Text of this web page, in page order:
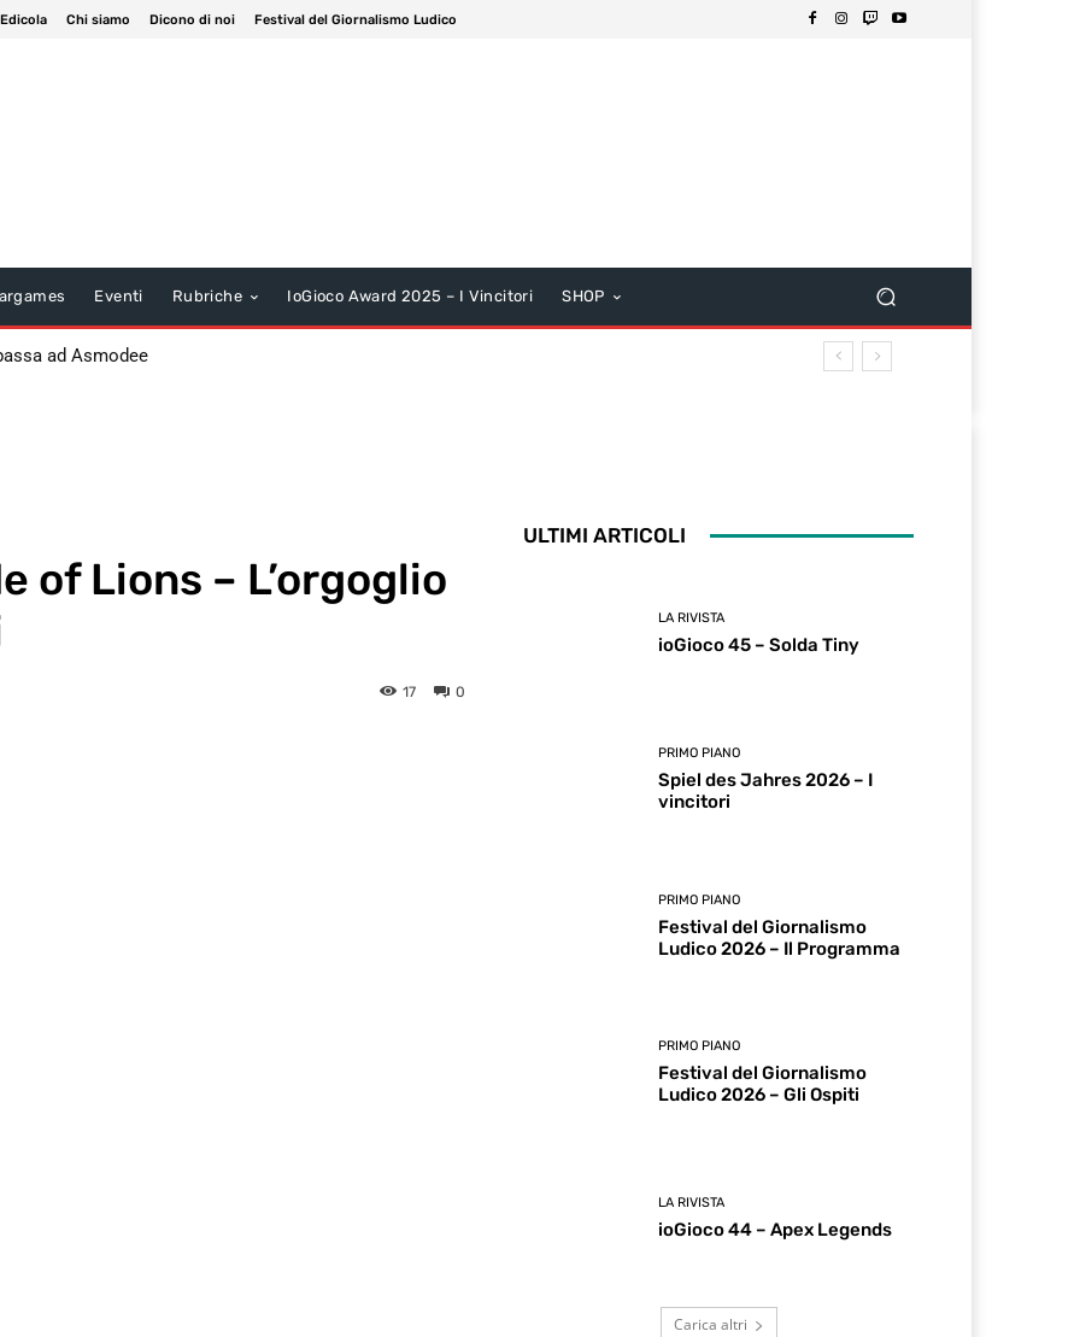
Chi siamo Dicono di noi Festival del Giornalismo Ludico
Eventi Rubriche IoGioco Award 2025 – I Vincitori SHOP
ad Asmodee
of Lions – L’orgoglio
0
17
ULTIMI ARTICOLI
LA RIVISTA
ioGioco 45 – Solda Tiny
PRIMO PIANO
Spiel des Jahres 2026 – I
vincitori
PRIMO PIANO
Festival del Giornalismo
Ludico 2026 – Il Programma
PRIMO PIANO
Festival del Giornalismo
Ludico 2026 – Gli Ospiti
LA RIVISTA
ioGioco 44 – Apex Legends
Carica altri